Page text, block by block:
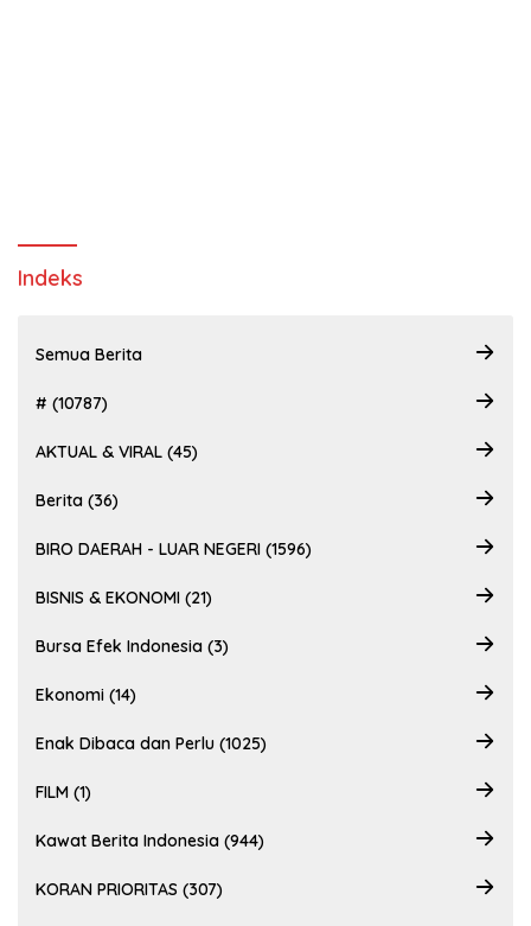
Indeks
Semua Berita
# (10787)
AKTUAL & VIRAL (45)
Berita (36)
BIRO DAERAH - LUAR NEGERI (1596)
BISNIS & EKONOMI (21)
Bursa Efek Indonesia (3)
Ekonomi (14)
Enak Dibaca dan Perlu (1025)
FILM (1)
Kawat Berita Indonesia (944)
KORAN PRIORITAS (307)